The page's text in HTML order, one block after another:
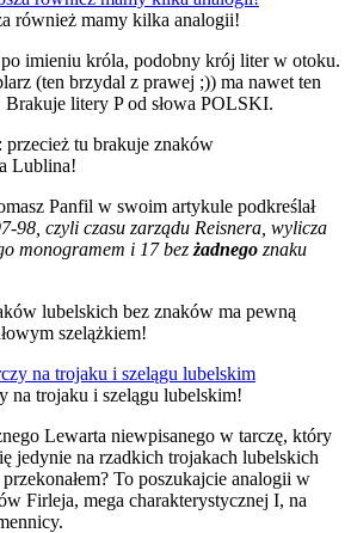
również mamy kilka analogii!
imieniu króla, podobny krój liter w otoku.
(ten brzydal z prawej ;)) ma nawet ten
Brakuje litery P od słowa POLSKI.
tu brakuje znaków
Lublina!
Panfil w swoim artykule podkreślał
98, czyli czasu zarządu Reisnera, wylicza
monogramem i 17 bez żadnego znaku
lubelskich bez znaków ma pewną
szelążkiem!
na trojaku i szelągu lubelskim!
Lewarta niewpisanego w tarczę, który
jedynie na rzadkich trojakach lubelskich
To poszukajcie analogii w
Firleja, mega charakterystycznej I, na